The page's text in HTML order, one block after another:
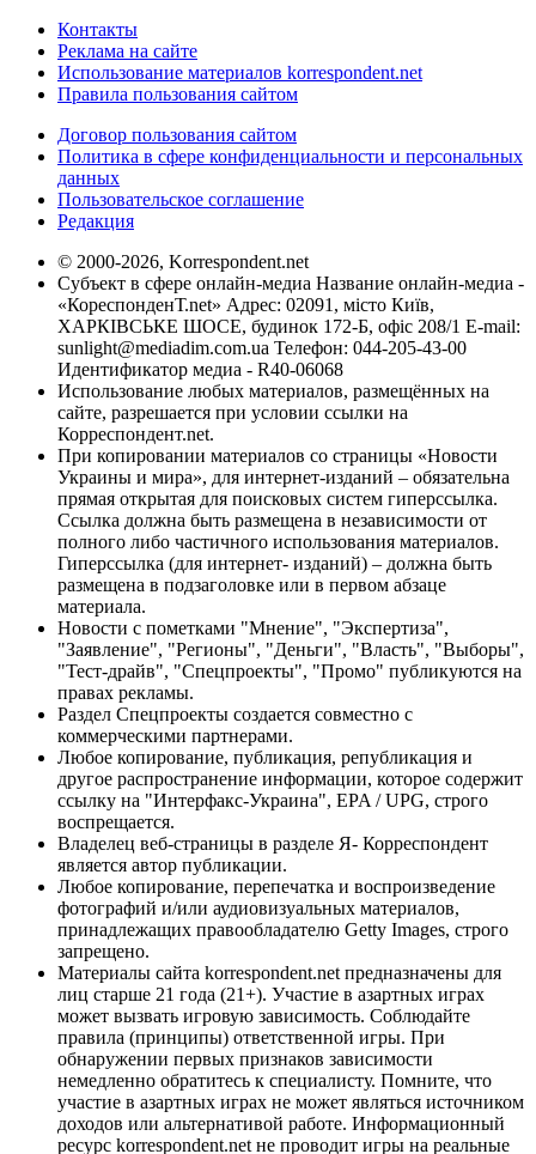
Контакты
Реклама на сайте
Использование материалов korrespondent.net
Правила пользования сайтом
Договор пользования сайтом
Политика в сфере конфиденциальности и персональных
данных
Пользовательское соглашение
Редакция
© 2000-2026, Korrespondent.net
Субъект в сфере онлайн-медиа Название онлайн-медиа -
«КореспонденТ.net» Адрес: 02091, місто Київ,
ХАРКІВСЬКЕ ШОСЕ, будинок 172-Б, офіс 208/1 E-mail:
sunlight@mediadim.com.ua Телефон: 044-205-43-00
Идентификатор медиа - R40-06068
Использование любых материалов, размещённых на
сайте, разрешается при условии ссылки на
Корреспондент.net.
При копировании материалов со страницы «Новости
Украины и мира», для интернет-изданий – обязательна
прямая открытая для поисковых систем гиперссылка.
Ссылка должна быть размещена в независимости от
полного либо частичного использования материалов.
Гиперссылка (для интернет- изданий) – должна быть
размещена в подзаголовке или в первом абзаце
материала.
Новости с пометками "Мнение", "Экспертиза",
"Заявление", "Регионы", "Деньги", "Власть", "Выборы",
"Тест-драйв", "Спецпроекты", "Промо" публикуются на
правах рекламы.
Раздел Спецпроекты создается совместно с
коммерческими партнерами.
Любое копирование, публикация, републикация и
другое распространение информации, которое содержит
ссылку на "Интерфакс-Украина", EPA / UPG, строго
воспрещается.
Владелец веб-страницы в разделе Я- Корреспондент
является автор публикации.
Любое копирование, перепечатка и воспроизведение
фотографий и/или аудиовизуальных материалов,
принадлежащих правообладателю Getty Images, строго
запрещено.
Материалы сайта korrespondent.net предназначены для
лиц старше 21 года (21+). Участие в азартных играх
может вызвать игровую зависимость. Соблюдайте
правила (принципы) ответственной игры. При
обнаружении первых признаков зависимости
немедленно обратитесь к специалисту. Помните, что
участие в азартных играх не может являться источником
доходов или альтернативой работе. Информационный
ресурс korrespondent.net не проводит игры на реальные